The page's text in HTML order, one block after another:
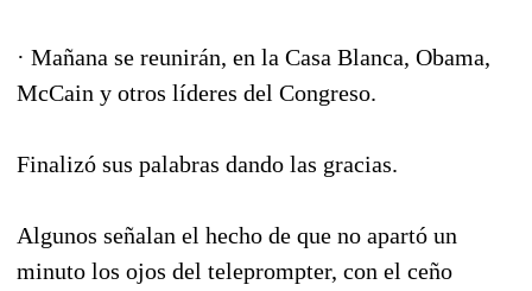
· Mañana se reunirán, en la Casa Blanca, Obama,
McCain y otros líderes del Congreso.
Finalizó sus palabras dando las gracias.
Algunos señalan el hecho de que no apartó un
minuto los ojos del teleprompter, con el ceño